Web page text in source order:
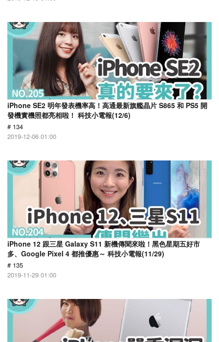
iPhone SE2 明年發表機率高！高通最新旗艦晶片 S865 和 PS5 開
發機實機照都亮相啦！ 科技小電報(12/6)
# 134
2019-12-06 01:00
iPhone 12 跟三星 Galaxy S11 新機傳聞來啦！黑色星期五好市
多、Google Pixel 4 都推優惠～ 科技小電報(11/29)
# 135
2019-11-29 01:00